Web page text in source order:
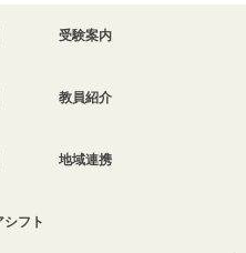
受験案内
教員紹介
地域連携
シフト